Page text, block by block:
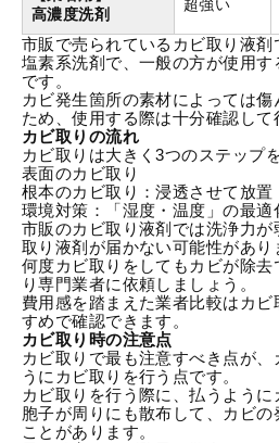
高濃度洗剤
超強い
市販で売られているカビ取り液
塩素系洗剤で、一般の方が使用す
です。
カビ発生箇所の素材によっては
ため、使用する際は十分確認して
カビ取りの流れ
カビ取りは大きく3つのステップ
表面のカビ取り
根本のカビ取り：浸透させて放置
環境対策：「湿度・温度」の最適
市販のカビ取り液剤では洗浄力
取り液剤が届かない可能性があり
何度カビ取りをしてもカビが除去
り専門業者に依頼しましょう。
費用感を踏まえた業者比較は カビ
すめで確認できます。
カビ取り時の注意点
カビ取りで最も注意すべき点が
うにカビ取りを行う点です。
カビ取りを行う際に、払うよう
胞子が周りにも散布して、カビの
ことがあります。